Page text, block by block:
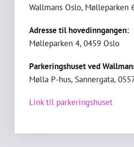
Wallmans Oslo, Mølleparken
Adresse til hovedinngangen:
Mølleparken 4, 0459 Oslo
Parkeringshuset ved
Mølla P-hus, Sannergata,
Link til parkeringshuset